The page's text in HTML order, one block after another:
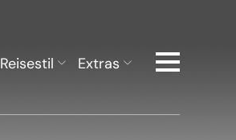
Reisestil Extras